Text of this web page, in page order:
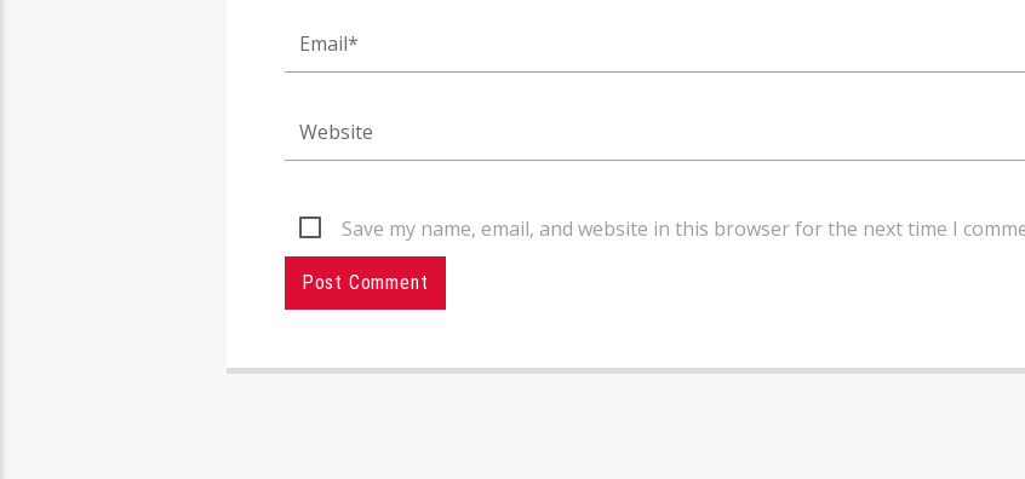
Save my name, email, and website in this browser for the next time I